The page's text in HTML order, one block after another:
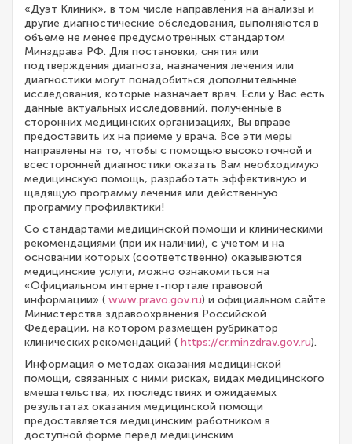
«Дуэт Клиник», в том числе направления на анализы и
другие диагностические обследования, выполняются в
объеме не менее предусмотренных стандартом
Минздрава РФ. Для постановки, снятия или
подтверждения диагноза, назначения лечения или
диагностики могут понадобиться дополнительные
исследования, которые назначает врач. Если у Вас есть
данные актуальных исследований, полученные в
сторонних медицинских организациях, Вы вправе
предоставить их на приеме у врача. Все эти меры
направлены на то, чтобы с помощью высокоточной и
всесторонней диагностики оказать Вам необходимую
медицинскую помощь, разработать эффективную и
щадящую программу лечения или действенную
программу профилактики!
Со стандартами медицинской помощи и клиническими
рекомендациями (при их наличии), с учетом и на
основании которых (соответственно) оказываются
медицинские услуги, можно ознакомиться на
«Официальном интернет-портале правовой
информации» ( www.pravo.gov.ru) и официальном сайте
Министерства здравоохранения Российской
Федерации, на котором размещен рубрикатор
клинических рекомендаций ( https://cr.minzdrav.gov.ru).
Информация о методах оказания медицинской
помощи, связанных с ними рисках, видах медицинского
вмешательства, их последствиях и ожидаемых
результатах оказания медицинской помощи
предоставляется медицинским работником в
доступной форме перед медицинским